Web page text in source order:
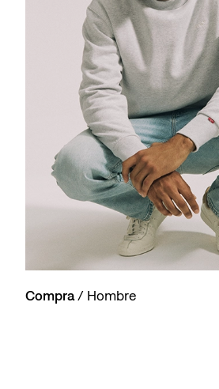
Compra/ Hombre